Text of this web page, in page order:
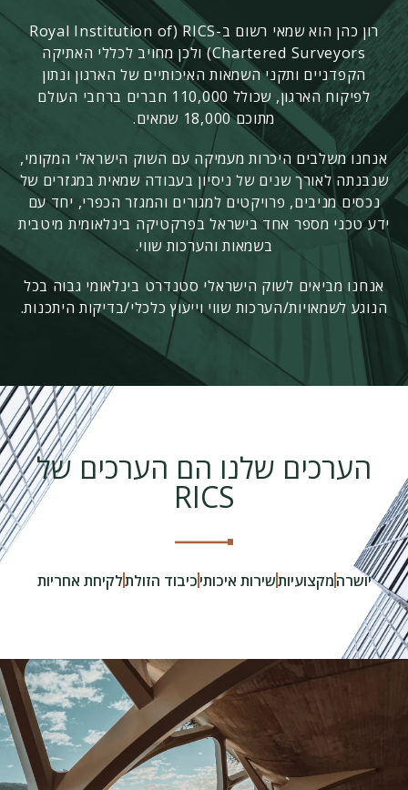
רון כהן הוא שמאי רשום ב-RICS
(Royal Institution of
Chartered Surveyors) ולכן מחויב לכללי האתיקה
הקפדניים ותקני השמאות האיכותיים של הארגון ונתון
לפיקוח הארגון, שכולל 110,000 חברים ברחבי העולם
מתוכם 18,000 שמאים.
אנחנו משלבים היכרות מעמיקה עם השוק הישראלי המקומי,
שנבנתה לאורך שנים של ניסיון בעבודה שמאית במגזרים של
נכסים מניבים, פרויקטים למגורים והמגזר הכפרי, יחד עם
ידע טכני מספר אחד בישראל בפרקטיקה בינלאומית מיטבית
בשמאות והערכות שווי.
אנחנו מביאים לשוק הישראלי סטנדרט בינלאומי גבוה בכל
הנוגע לשמאויות/הערכות שווי וייעוץ כלכלי/בדיקות היתכנות.
הערכים שלנו הם הערכים של
RICS
יושרהמקצועיותשירות איכותיכיבוד הזולתלקיחת אחריות